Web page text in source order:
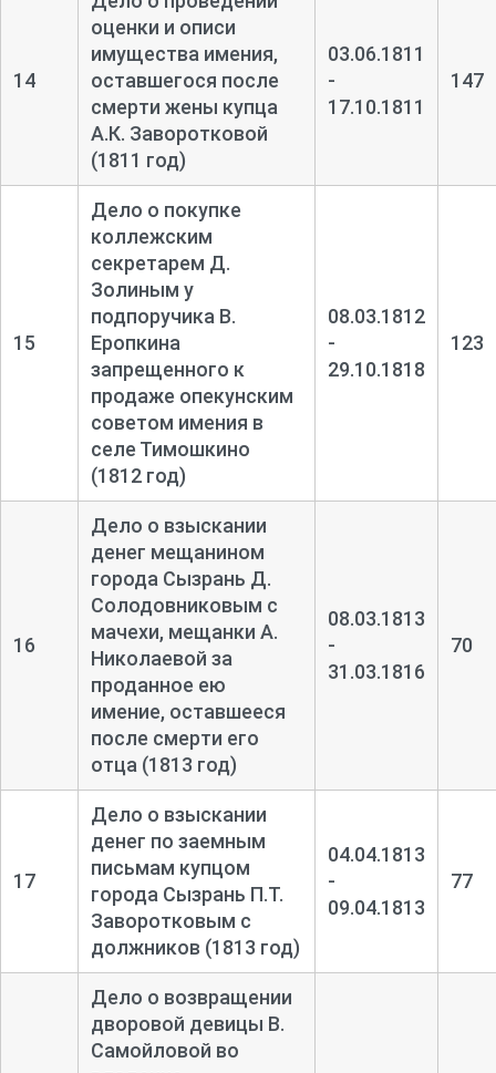
14
оценки и описи
имущества имения,
оставшегося после
смерти жены купца
А.К. Заворотковой
(1811 год)
03.06.1811
-
17.10.1811
147
15
Дело о покупке
коллежским
секретарем Д.
Золиным у
подпоручика В.
Еропкина
запрещенного к
продаже опекунским
советом имения в
селе Тимошкино
(1812 год)
08.03.1812
-
29.10.1818
123
16
Дело о взыскании
денег мещанином
города Сызрань Д.
Солодовниковым с
мачехи, мещанки А.
Николаевой за
проданное ею
имение, оставшееся
после смерти его
отца (1813 год)
08.03.1813
-
31.03.1816
70
17
Дело о взыскании
денег по заемным
письмам купцом
города Сызрань П.Т.
Заворотковым с
должников (1813 год)
04.04.1813
-
09.04.1813
77
Дело о возвращении
дворовой девицы В.
Самойловой во